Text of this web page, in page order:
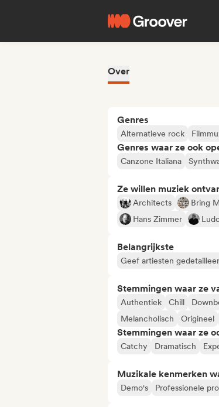
Over
Genres
Alternatieve rock
Genres waar ze ook
Canzone Italiana
Ze willen muziek
Architects Bring
Hans Zimmer
Belangrijkste
Geef artiesten
Stemmingen waar ze
Authentiek Chill
Melancholisch
Origineel
Stemmingen waar ze
Catchy Dramatisch
Muzikale kenmerken
Demo's Professionele